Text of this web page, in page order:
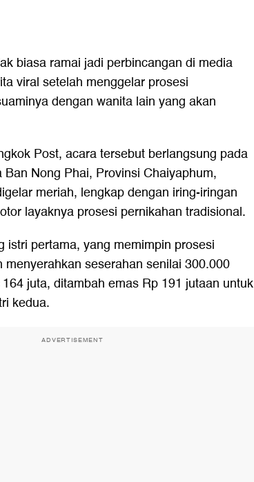
biasa ramai jadi perbincangan di media
viral setelah menggelar prosesi
dengan wanita lain yang akan
Post, acara tersebut berlangsung pada
Nong Phai, Provinsi Chaiyaphum,
meriah, lengkap dengan iring-iringan
layaknya prosesi pernikahan tradisional.
istri pertama, yang memimpin prosesi
seserahan senilai 300.000
juta, ditambah emas Rp 191 jutaan untuk
kedua.
ADVERTISEMENT